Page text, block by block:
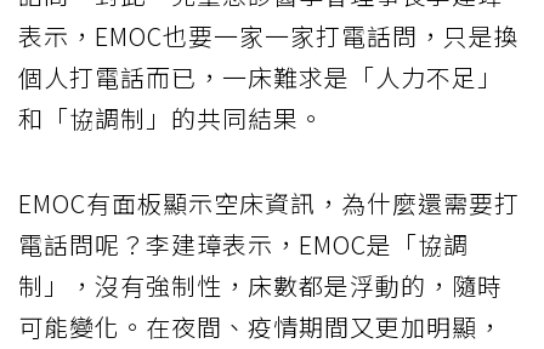
表示，EMOC也要一家一家打電話問，只是換
個人打電話而已，一床難求是「人力不足」
和「協調制」的共同結果。
EMOC有面板顯示空床資訊，為什麼還需要打
電話問呢？李建璋表示，EMOC是「協調
制」，沒有強制性，床數都是浮動的，隨時
可能變化。在夜間、疫情期間又更加明顯，